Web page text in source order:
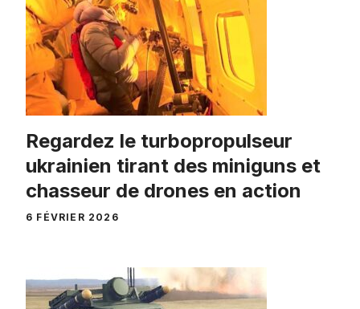
Regardez le turbopropulseur
ukrainien tirant des miniguns et
chasseur de drones en action
6 FÉVRIER 2026